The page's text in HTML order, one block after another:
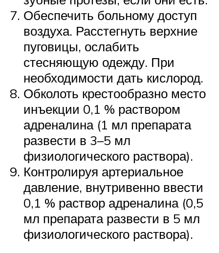
Обеспечить больному доступ
воздуха. Расстегнуть верхние
пуговицы, ослабить
стесняющую одежду. При
необходимости дать кислород.
Обколоть крестообразно место
инъекции 0,1 % раствором
адреналина (1 мл препарата
развести в 3–5 мл
физиологического раствора).
Контролируя артериальное
давление, внутривенно ввести
0,1 % раствор адреналина (0,5
мл препарата развести в 5 мл
физиологического раствора).